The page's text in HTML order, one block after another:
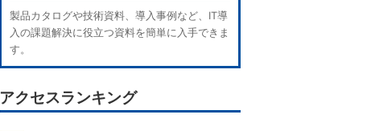
製品カタログや技術資料、導入事例など、IT導
入の課題解決に役立つ資料を簡単に入手できま
す。
アクセスランキング